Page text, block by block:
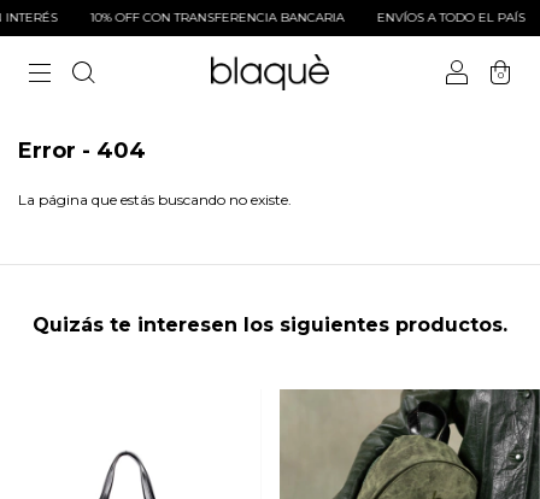
10% OFF CON TRANSFERENCIA BANCARIA ENVÍOS A TODO EL PAÍS
0
Error - 404
La página que estás buscando no existe.
Quizás te interesen los siguientes productos.